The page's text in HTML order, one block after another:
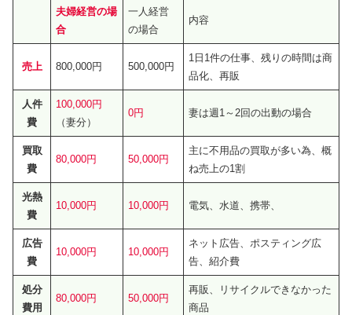
夫婦経営の場
合
一人経営
の場合
内容
売上 800,000円 500,000円
1日1件の仕事、残りの時間は商
品化、再販
人件
費
100,000円
（妻分）
0円 妻は週1～2回の出動の場合
買取
費
80,000円 50,000円
主に不用品の買取が多い為、概
ね売上の1割
光熱
費
10,000円 10,000円 電気、水道、携帯、
広告
費
10,000円 10,000円
ネット広告、ポスティング広
告、紹介費
処分
費用
80,000円 50,000円
再販、リサイクルできなかった
商品